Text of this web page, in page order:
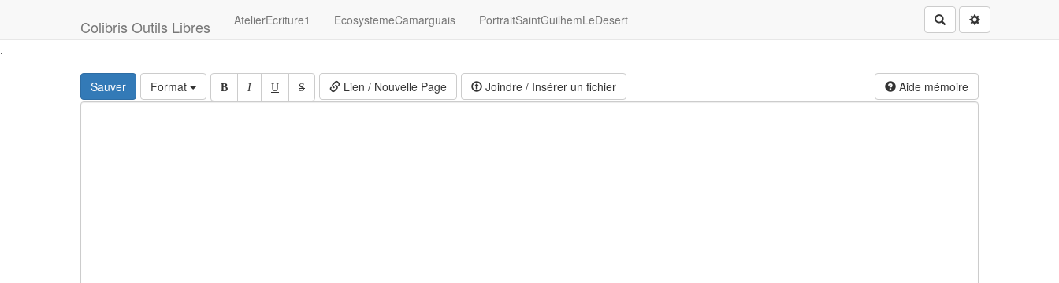
Colibris Outils Libres AtelierEcriture1 EcosystemeCamarguais PortraitSaintGuilhemLeDesert Rechercher
.
Sauver Format B I U S Lien / Nouvelle Page Aide mémoire
Joindre / Insérer un fichier